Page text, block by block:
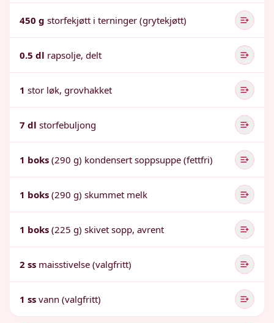
450 g storfekjøtt i terninger (grytekjøtt)
0.5 dl rapsolje, delt
1 stor løk, grovhakket
7 dl storfebuljong
1 boks (290 g) kondensert soppsuppe (fettfri)
1 boks (290 g) skummet melk
1 boks (225 g) skivet sopp, avrent
2 ss maisstivelse (valgfritt)
1 ss vann (valgfritt)